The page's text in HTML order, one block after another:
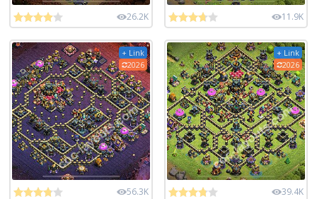
26.2K 11.9K
+ Link
2026
56.3K
+ Link
2026
39.4K